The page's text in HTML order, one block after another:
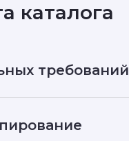
каталога
требований